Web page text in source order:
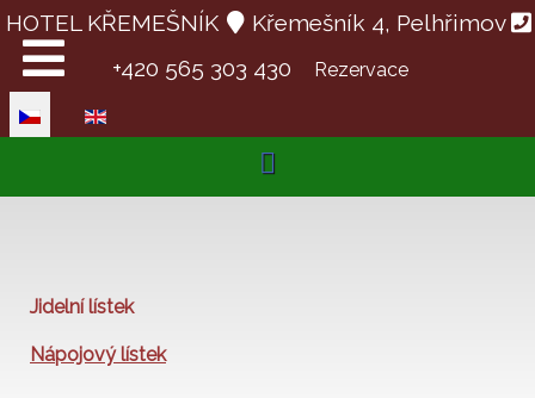
HOTEL KŘEMEŠNÍK
Křemešník 4, Pelhřimov
+420 565 303 430
Rezervace
Zvolte jazyk
Jidelní lístek
Nápojový lístek